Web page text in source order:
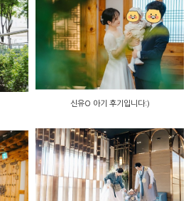
신유O 아기 후기입니다:)